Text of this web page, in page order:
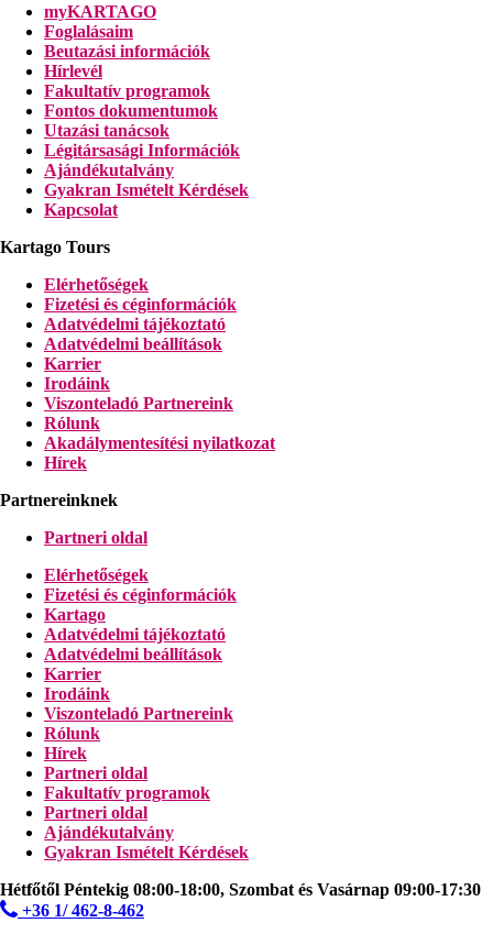
myKARTAGO
Foglalásaim
Beutazási információk
Hírlevél
Fakultatív programok
Fontos dokumentumok
Utazási tanácsok
Légitársasági Információk
Ajándékutalvány
Gyakran Ismételt Kérdések
Kapcsolat
Kartago Tours
Elérhetőségek
Fizetési és céginformációk
Adatvédelmi tájékoztató
Adatvédelmi beállítások
Karrier
Irodáink
Viszonteladó Partnereink
Rólunk
Akadálymentesítési nyilatkozat
Hírek
Partnereinknek
Partneri oldal
Elérhetőségek
Fizetési és céginformációk
Kartago
Adatvédelmi tájékoztató
Adatvédelmi beállítások
Karrier
Irodáink
Viszonteladó Partnereink
Rólunk
Hírek
Partneri oldal
Fakultatív programok
Partneri oldal
Ajándékutalvány
Gyakran Ismételt Kérdések
Hétfőtől Péntekig 08:00-18:00, Szombat és Vasárnap 09:00-17:30
+36 1/ 462-8-462